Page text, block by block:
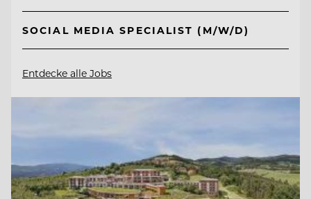
SOCIAL MEDIA SPECIALIST (M/W/D)
Entdecke alle Jobs